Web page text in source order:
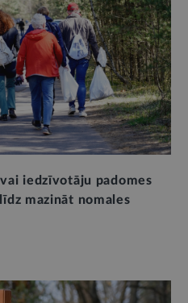
iedzīvotāju padomes
mazināt nomales